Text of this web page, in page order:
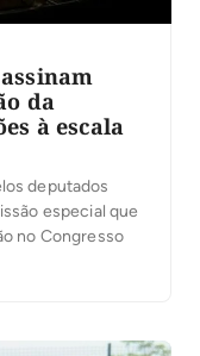
da
à escala
deputados
especial que
no Congresso